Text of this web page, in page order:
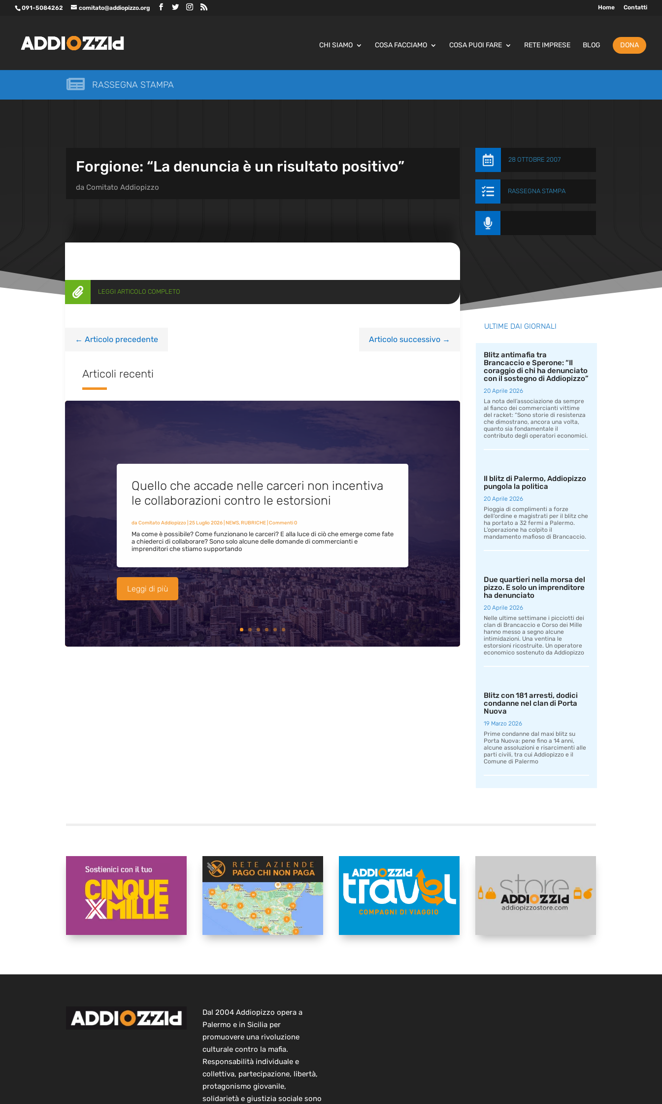
091-5084262 comitato@addiopizzo.org Home Contatti
CHI SIAMO COSA FACCIAMO COSA PUOI FARE RETE IMPRESE BLOG DONA
 RASSEGNA STAMPA
Forgione: “La denuncia è un risultato positivo”
da Comitato Addiopizzo
 28 OTTOBRE 2007
 RASSEGNA STAMPA

 LEGGI ARTICOLO COMPLETO
← Articolo precedente Articolo successivo→
Articoli recenti
Quello che accade nelle carceri non incentiva
le collaborazioni contro le estorsioni
da Comitato Addiopizzo| 25 Luglio 2026| NEWS,RUBRICHE| Commenti 0
Ma come è possibile? Come funzionano le carceri? E alla luce di ciò che emerge come fate
a chiederci di collaborare? Sono solo alcune delle domande di commercianti e
imprenditori che stiamo supportando
Leggi di più
ULTIME DAI GIORNALI
Blitz antimafia tra
Brancaccio e Sperone: “Il
coraggio di chi ha denunciato
con il sostegno di Addiopizzo”
20 Aprile 2026
La nota dell’associazione da sempre
al fianco dei commercianti vittime
del racket: “Sono storie di resistenza
che dimostrano, ancora una volta,
quanto sia fondamentale il
contributo degli operatori economici.
Il blitz di Palermo, Addiopizzo
pungola la politica
20 Aprile 2026
Pioggia di complimenti a forze
dell’ordine e magistrati per il blitz che
ha portato a 32 fermi a Palermo.
L’operazione ha colpito il
mandamento mafioso di Brancaccio.
Due quartieri nella morsa del
pizzo. E solo un imprenditore
ha denunciato
20 Aprile 2026
Nelle ultime settimane i picciotti dei
clan di Brancaccio e Corso dei Mille
hanno messo a segno alcune
intimidazioni. Una ventina le
estorsioni ricostruite. Un operatore
economico sostenuto da Addiopizzo
Blitz con 181 arresti, dodici
condanne nel clan di Porta
Nuova
19 Marzo 2026
Prime condanne dal maxi blitz su
Porta Nuova: pene fino a 14 anni,
alcune assoluzioni e risarcimenti alle
parti civili, tra cui Addiopizzo e il
Comune di Palermo
Dal 2004 Addiopizzo opera a
Palermo e in Sicilia per
promuovere una rivoluzione
culturale contro la mafia.
Responsabilità individuale e
collettiva, partecipazione, libertà,
protagonismo giovanile,
solidarietà e giustizia sociale sono